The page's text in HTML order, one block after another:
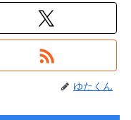
ゆたくん